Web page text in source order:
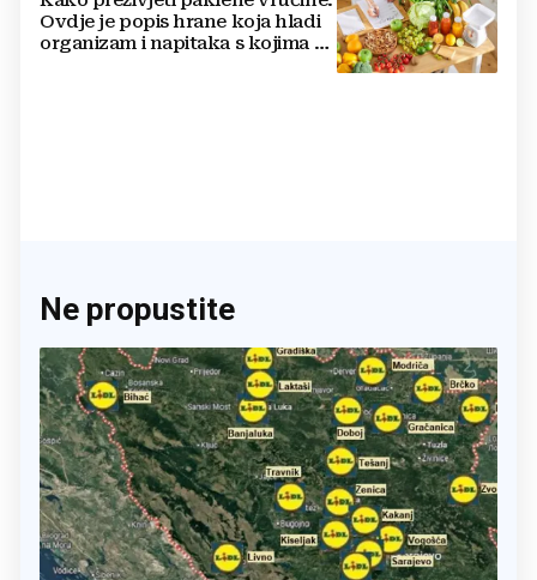
Ovdje je popis hrane koja hladi
organizam i napitaka s kojima si
Ne propustite